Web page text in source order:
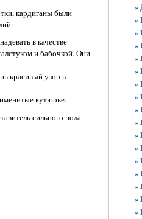
кардиганы были
в качестве
и бабочкой. Они
красивый узор в
кутюрье.
сильного пола
»
»
»
»
»
»
»
»
»
»
»
»
»
»
»
»
»